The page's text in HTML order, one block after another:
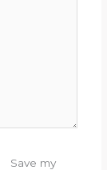
Save my